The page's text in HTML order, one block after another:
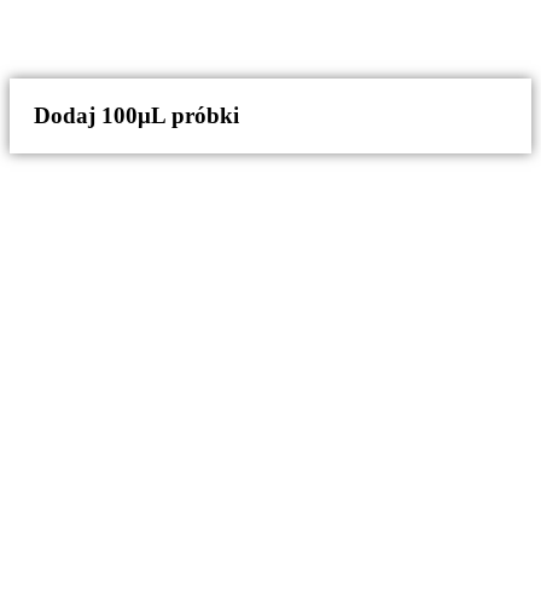
Dodaj 100μL próbki